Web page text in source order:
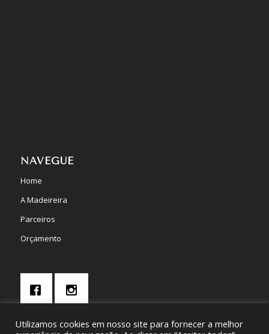
NAVEGUE
Home
A Madeireira
Parceiros
Orçamento
Utilizamos cookies em nosso site para fornecer a melhor